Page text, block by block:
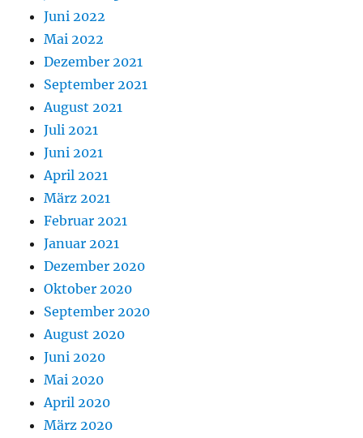
Juni 2022
Mai 2022
Dezember 2021
September 2021
August 2021
Juli 2021
Juni 2021
April 2021
März 2021
Februar 2021
Januar 2021
Dezember 2020
Oktober 2020
September 2020
August 2020
Juni 2020
Mai 2020
April 2020
März 2020